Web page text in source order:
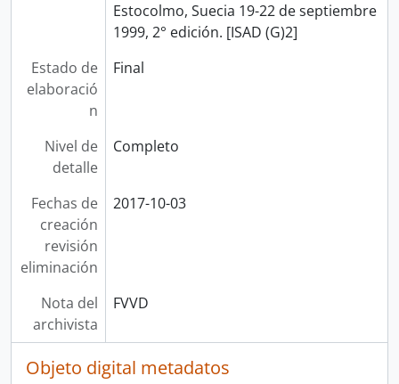
Estocolmo, Suecia 19-22 de septiembre
1999, 2° edición. [ISAD (G)2]
Estado de
elaboració
n
Final
Nivel de
detalle
Completo
Fechas de
creación
revisión
eliminación
2017-10-03
Nota del
archivista
FVVD
Objeto digital metadatos